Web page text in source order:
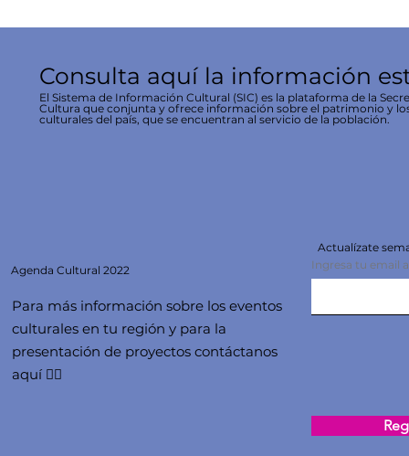
Consulta aquí la información
El Sistema de Información Cultural (SIC) es la plataforma de la
Cultura que conjunta y ofrece información sobre el patrimonio y
culturales del país, que se encuentran al servicio de la población.
Agenda Cultural 2022
Para más información sobre los eventos
culturales en tu región y para la
presentación de proyectos contáctanos
aquí 👇🏻
Actualízate
Ingresa tu email